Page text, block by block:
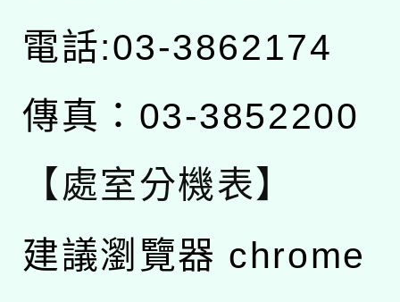
電話:03-3862174
傳真：03-3852200
【處室分機表】
建議瀏覽器 chrome